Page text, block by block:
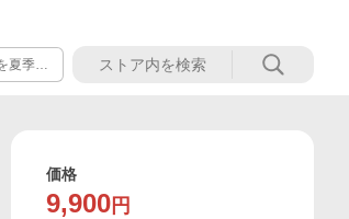
季休
の電話
価格
9,900 円